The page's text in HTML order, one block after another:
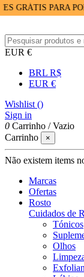
PARA
EUR €
BRL R$
EUR €
Wishlist ()
Sign in
0 Carrinho /Vazio
Carrinho
×
Não existem items
Marcas
Ofertas
Rosto
Cuidados de
Tónicos
Olhos